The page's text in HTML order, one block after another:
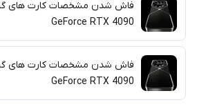
GeForce RTX 4090
GeForce RTX 4090